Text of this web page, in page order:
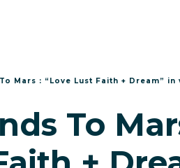
Mars : “Love Lust Faith + Dream”
To